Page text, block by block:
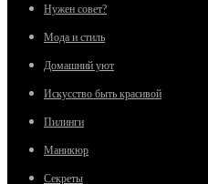
Нужен совет?
Мода и стиль
Домашний уют
Искусство быть красивой
Пилинги
Маникюр
Секреты